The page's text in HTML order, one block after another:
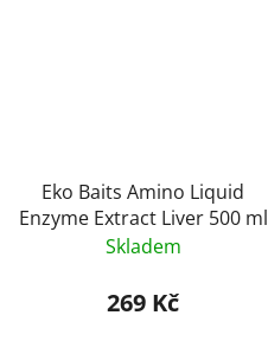
Eko Baits Amino Liquid
Enzyme Extract Liver 500 ml
Skladem
269 Kč